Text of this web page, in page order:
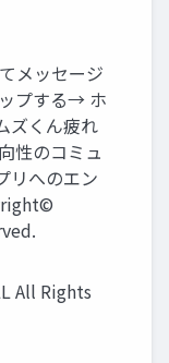
メッセージ
プする→ ホ
ズくん疲れ
性のコミュ
リへのエン
All Rights